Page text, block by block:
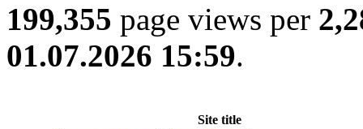
199,355 page views per
01.07.2026 15:59.
Site title